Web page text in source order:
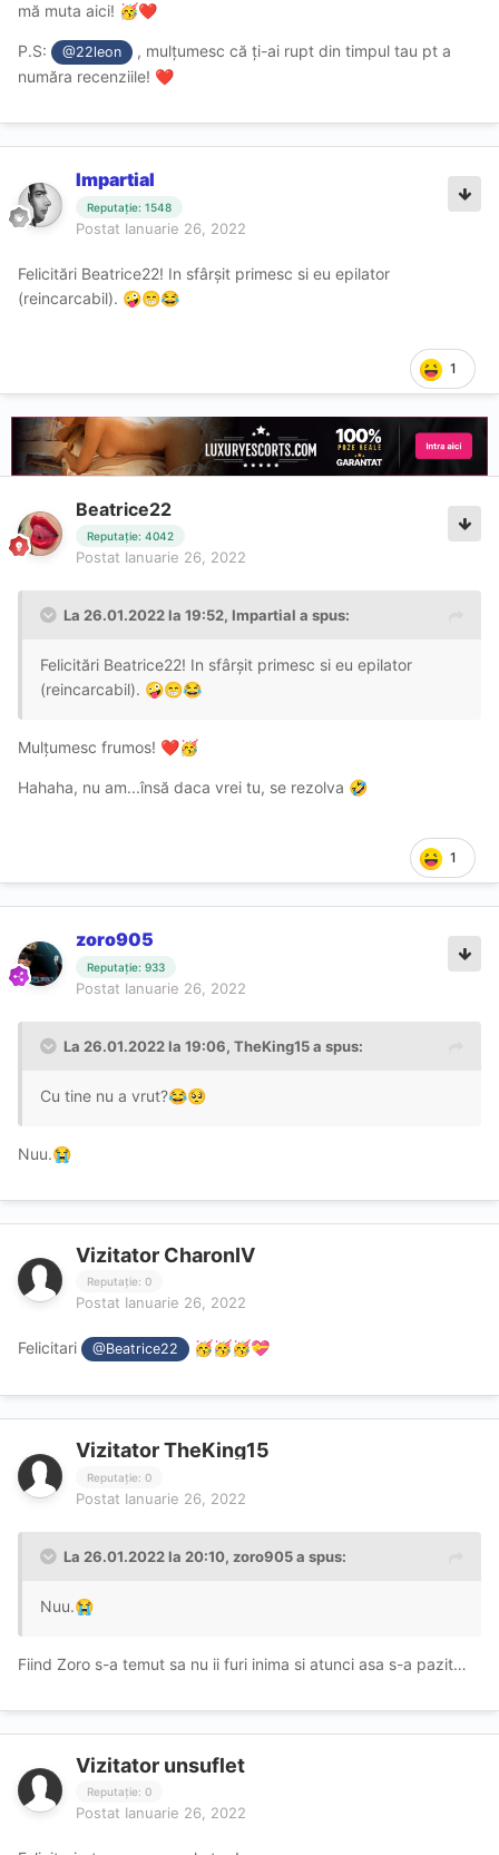
mă muta aici! 🥳❤️
P.S: @22leon
, mulțumesc că ți-ai rupt din timpul tau pt a
număra recenziile! ❤️
Impartial
Reputație: 1548
Postat Ianuarie 26, 2022
Felicitări Beatrice22! In sfârșit primesc si eu epilator
(reincarcabil). 🤪😁😂
1
Beatrice22
Reputație: 4042
Postat Ianuarie 26, 2022
La 26.01.2022 la 19:52, Impartial a spus:
Felicitări Beatrice22! In sfârșit primesc si eu epilator
(reincarcabil). 🤪😁😂
Mulțumesc frumos! ❤️🥳
Hahaha, nu am...însă daca vrei tu, se rezolva 🤣
1
zoro905
Reputație: 933
Postat Ianuarie 26, 2022
La 26.01.2022 la 19:06, TheKing15a spus:
Cu tine nu a vrut?😂🥺
Nuu.😭
Vizitator CharonIV
Reputație: 0
Postat Ianuarie 26, 2022
Felicitari @Beatrice22 🥳🥳🥳💝
Vizitator TheKing15
Reputație: 0
Postat Ianuarie 26, 2022
La 26.01.2022 la 20:10, zoro905a spus:
Nuu.😭
Fiind Zoro s-a temut sa nu ii furi inima si atunci asa s-a pazit…
Vizitator unsuflet
Reputație: 0
Postat Ianuarie 26, 2022